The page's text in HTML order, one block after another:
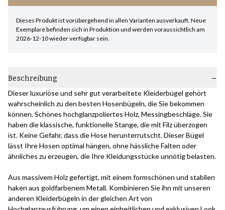
Dieses Produkt ist vorübergehend in allen Varianten ausverkauft. Neue
Exemplare befinden sich in Produktion und werden voraussichtlich am
2026-12-10 wieder verfügbar sein.
Beschreibung
Dieser luxuriöse und sehr gut verarbeitete Kleiderbügel gehört
wahrscheinlich zu den besten Hosenbügeln, die Sie bekommen
können. Schönes hochglanzpoliertes Holz, Messingbeschläge. Sie
haben die klassische, funktionelle Stange, die mit Filz überzogen
ist. Keine Gefahr, dass die Hose herunterrutscht. Dieser Bügel
lässt Ihre Hosen optimal hängen, ohne hässliche Falten oder
ähnliches zu erzeugen, die Ihre Kleidungsstücke unnötig belasten.
Aus massivem Holz gefertigt, mit einem formschönen und stabilen
haken aus goldfarbenem Metall. Kombinieren Sie ihn mit unseren
anderen Kleiderbügeln in der gleichen Art von